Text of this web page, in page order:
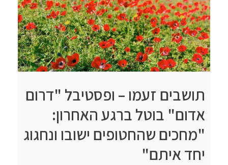
תושבים זעמו – ופסטיבל "דרום
אדום" בוטל ברגע האחרון:
"מחכים שהחטופים ישובו ונחגוג
יחד איתם"